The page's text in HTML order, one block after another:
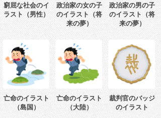
窮屈な社会のイ
ラスト（男性）
政治家の女の子
のイラスト（将
来の夢）
政治家の男の子
のイラスト（将
来の夢）
亡命のイラスト
（島国）
亡命のイラスト
（大陸）
裁判官のバッジ
のイラスト